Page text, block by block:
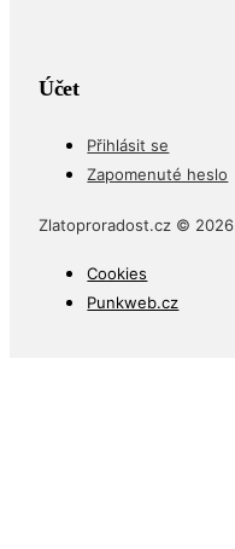
Účet
Přihlásit se
Zapomenuté heslo
Zlatoproradost.cz © 2026
Cookies
Punkweb.cz